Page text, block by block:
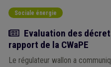
Sociale énergie
Actualité
Evaluation des
rapport de la CWaPE
Le régulateur wallon a